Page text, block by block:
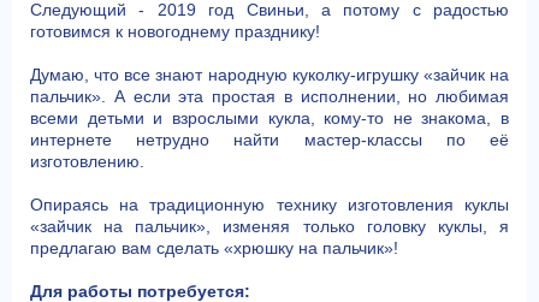
Следующий - 2019 год Свиньи, а потому с радостью
готовимся к новогоднему празднику!
Думаю, что все знают народную куколку-игрушку «зайчик на
пальчик». А если эта простая в исполнении, но любимая
всеми детьми и взрослыми кукла, кому-то не знакома, в
интернете нетрудно найти мастер-классы по её
изготовлению.
Опираясь на традиционную технику изготовления куклы
«зайчик на пальчик», изменяя только головку куклы, я
предлагаю вам сделать «хрюшку на пальчик»!
Для работы потребуется: